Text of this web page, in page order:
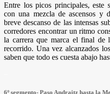
Entre los picos principales, este
con una mezcla de ascensos y
breve descanso de las intensas
corredores encontrar un ritmo
la carrera que marca el final de
recorrido. Una vez alcanzados
saben que todo es cuesta abajo
6º segmento- Paso Andraitz hasta la